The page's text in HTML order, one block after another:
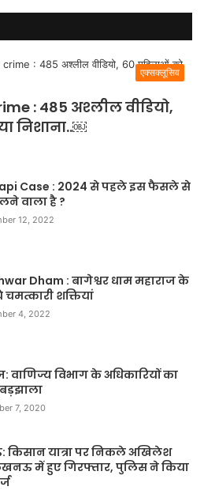
एक्सक्लूसिव
: 485 अश्लील वीडियो,
निशाना..￼
Case : 2024 से पहले इस फैसले से
वाला है ?
12, 2022
Dham : बागेश्वर धाम महाराज के
चमत्कारी शक्तियां
4, 2022
विभाग के अधिकारियों का
7, 2020
यात्रा पर निकले अखिलेश
में हुए गिरफ्तार, पुलिस ने किया